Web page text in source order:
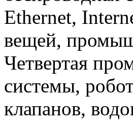
Ethernet,
вещей,
Четвертая
системы,
клапанов,